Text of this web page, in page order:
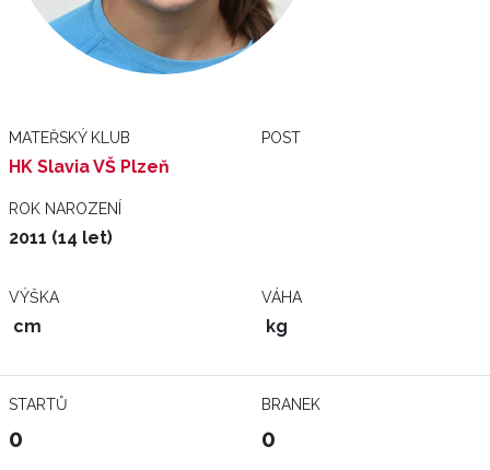
MATEŘSKÝ KLUB
HK Slavia VŠ Plzeň
POST
ROK NAROZENÍ
2011 (14 let)
VÝŠKA
cm
VÁHA
kg
STARTŮ
0
BRANEK
0